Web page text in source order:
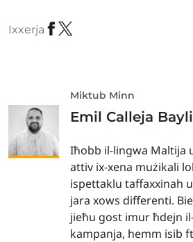
Ixxerja
Miktub Minn
Emil Calleja
Iħobb il-lingwa Maltija
attiv ix-xena mużikali
ispettaklu taffaxxinah
jara xows differenti.
jieħu gost imur ħdejn
kampanja, hemm isib